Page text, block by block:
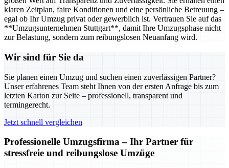
klaren Zeitplan, faire Konditionen und eine persönliche Betreuung –
egal ob Ihr Umzug privat oder gewerblich ist. Vertrauen Sie auf das
**Umzugsunternehmen Stuttgart**, damit Ihre Umzugsphase nicht
zur Belastung, sondern zum reibungslosen Neuanfang wird.
Wir sind für Sie da
Sie planen einen Umzug und suchen einen zuverlässigen Partner?
Unser erfahrenes Team steht Ihnen von der ersten Anfrage bis zum
letzten Karton zur Seite – professionell, transparent und
termingerecht.
Jetzt schnell vergleichen
Professionelle Umzugsfirma – Ihr Partner für
stressfreie und reibungslose Umzüge